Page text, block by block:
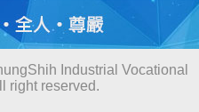
Industrial Vocational
right reserved.